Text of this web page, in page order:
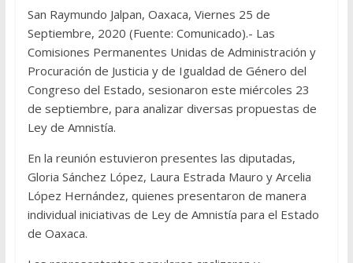
San Raymundo Jalpan, Oaxaca, Viernes 25 de
Septiembre, 2020 (Fuente: Comunicado).- Las
Comisiones Permanentes Unidas de Administración y
Procuración de Justicia y de Igualdad de Género del
Congreso del Estado, sesionaron este miércoles 23
de septiembre, para analizar diversas propuestas de
Ley de Amnistía.
En la reunión estuvieron presentes las diputadas,
Gloria Sánchez López, Laura Estrada Mauro y Arcelia
López Hernández, quienes presentaron de manera
individual iniciativas de Ley de Amnistía para el Estado
de Oaxaca.